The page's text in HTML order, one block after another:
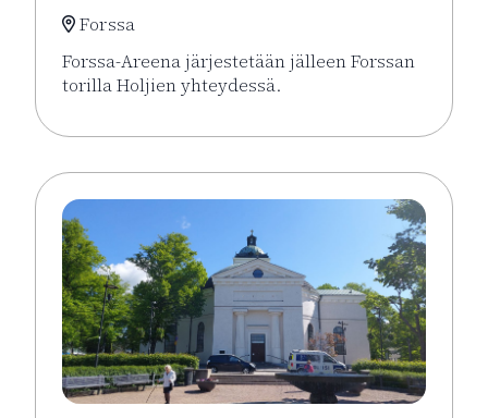
Forssa
Forssa-Areena järjestetään jälleen Forssan
torilla Holjien yhteydessä.